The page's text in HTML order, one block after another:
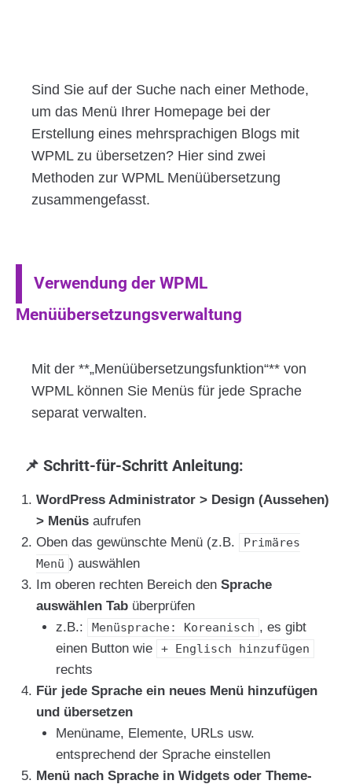
Sind Sie auf der Suche nach einer Methode,
um das Menü Ihrer Homepage bei der
Erstellung eines mehrsprachigen Blogs mit
WPML zu übersetzen? Hier sind zwei
Methoden zur WPML Menüübersetzung
zusammengefasst.
Verwendung der WPML
Menüübersetzungsverwaltung
Mit der **„Menüübersetzungsfunktion“** von
WPML können Sie Menüs für jede Sprache
separat verwalten.
📌 Schritt-für-Schritt Anleitung:
WordPress Administrator > Design (Aussehen)
> Menüsaufrufen
Oben das gewünschte Menü (z.B.
Primäres
Menü ) auswählen
Im oberen rechten Bereich den Sprache
auswählen Tabüberprüfen
z.B.:
Menüsprache: Koreanisch , es gibt
einen Button wie
+ Englisch hinzufügen
rechts
Für jede Sprache ein neues Menü hinzufügen
und übersetzen
Menüname, Elemente, URLs usw.
entsprechend der Sprache einstellen
Menü nach Sprache in Widgets oder Theme-